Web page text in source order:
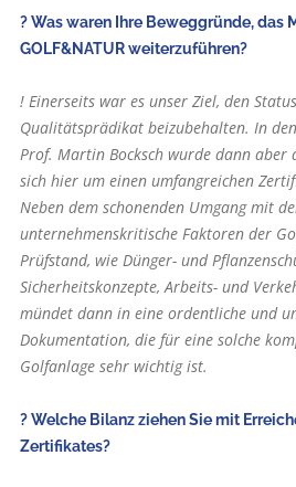
? Was waren Ihre Beweggründe, das
GOLF&NATUR weiterzuführen?
! Einerseits war es unser Ziel, den
Qualitätsprädikat beizubehalten. In
Prof. Martin Bocksch wurde dann aber
sich hier um einen umfangreichen
Neben dem schonenden Umgang mit
unternehmenskritische Faktoren der
Prüfstand, wie Dünger- und
Sicherheitskonzepte, Arbeits- und
mündet dann in eine ordentliche und
Dokumentation, die für eine solche
Golfanlage sehr wichtig ist.
? Welche Bilanz ziehen Sie mit
Zertifikates?